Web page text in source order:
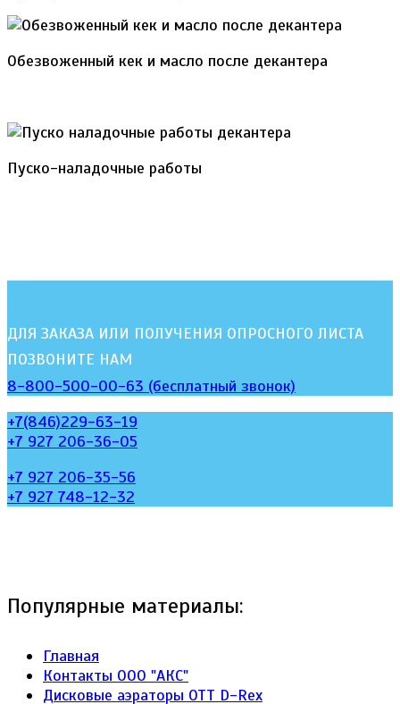
Обезвоженный кек и масло после декантера
Пуско-наладочные работы
ДЛЯ ЗАКАЗА ИЛИ ПОЛУЧЕНИЯ ОПРОСНОГО ЛИСТА
ПОЗВОНИТЕ НАМ
8-800-500-00-63 (бесплатный звонок)
+7(846)229-63-19
+7 927 206-36-05
+7 927 206-35-56
+7 927 748-12-32
Популярные материалы:
Главная
Контакты ООО "АКС"
Дисковые аэраторы ОТТ D-Rex